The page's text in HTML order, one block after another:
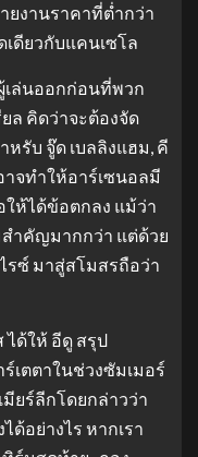
ยงานราคาที่ต่ำกว่า
ดียวกับแคนเซโล
เล่นออกก่อนที่พวก
ล คิดว่าจะต้องจัด
รับ จู๊ด เบลลิงแฮม, คี
าจทำให้อาร์เซนอลมี
ให้ได้ข้อตกลง แม้ว่า
ำคัญมากกว่า แต่ด้วย
รซ์ มาสู่สโมสรถือว่า
ได้ให้ อีดู สรุป
เตตาในช่วงซัมเมอร์
ยร์ลีกโดยกล่าวว่า
ด้อย่างไร หากเรา